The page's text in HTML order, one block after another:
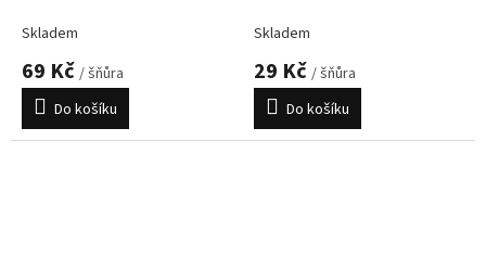
Skladem
69 Kč / šňůra
Do košíku
Skladem
29 Kč / šňůra
Do košíku